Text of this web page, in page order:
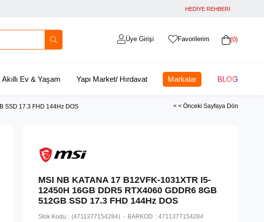
HEDİYE REHBERİ
0
Favorilerim
Üye Girişi
Akıllı Ev & Yaşam Yapı Market/ Hırdavat Markalar BLOG
SSD 17.3 FHD 144Hz DOS < < Önceki Sayfaya Dön
MSI NB KATANA 17 B12VFK-1031XTR I5-
12450H 16GB DDR5 RTX4060 GDDR6 8GB
512GB SSD 17.3 FHD 144Hz DOS
Stok Kodu (4711377154284) BARKOD : 4711377154284